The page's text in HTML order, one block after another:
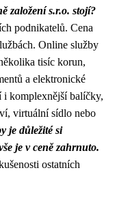
založení s.r.o. stojí?
podnikatelů. Cena
Online služby
tisíc korun,
a elektronické
i komplexnější balíčky,
virtuální sídlo nebo
je důležité si
je v ceně zahrnuto.
ostatních